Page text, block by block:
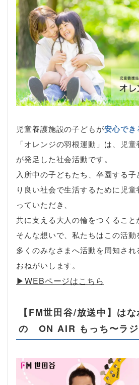
児童養護施設の子どもが安心でき
「オレンジの羽根運動」は、児
が発足した社会活動です。
入所中の子どもたち、卒園する
り良い社会で生活するために児
っていただき、
共に支える大人の輪をつくること
そんな想いで、私たちはこの活動
多くのみなさまへ活動を周知され
おねがいします。
▶︎WEBページはこちら
【FM世田谷/放送中】は
の ON AIR もっち〜ラ